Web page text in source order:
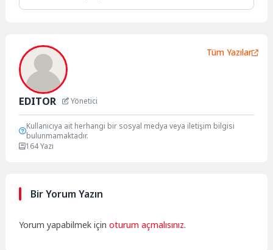
EDITOR Yönetici
Tüm Yazılar
Kullanıcıya ait herhangi bir sosyal medya veya iletişim bilgisi
bulunmamaktadır.
164 Yazı
Bir Yorum Yazın
Yorum yapabilmek içinoturum açmalısınız.